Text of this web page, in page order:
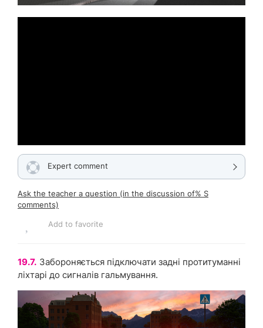
Expert comment
Ask the teacher a question (in the discussion of% S
comments)
Add to favorite
19.7. Забороняється підключати задні протитуманні
ліхтарі до сигналів гальмування.